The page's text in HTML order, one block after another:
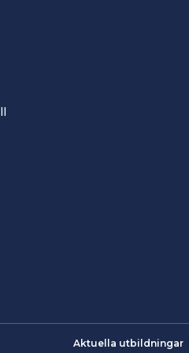
Aktuella utbildningar